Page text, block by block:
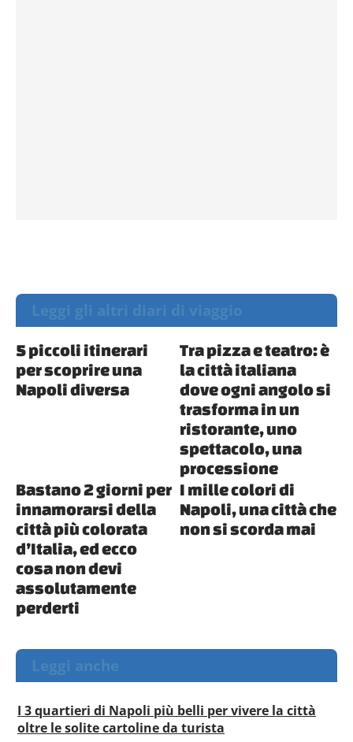
Leggi gli altri diari di viaggio
5 piccoli itinerari
per scoprire una
Napoli diversa
Tra pizza e teatro: è
la città italiana
dove ogni angolo si
trasforma in un
ristorante, uno
spettacolo, una
processione
Bastano 2 giorni per
innamorarsi della
città più colorata
d’Italia, ed ecco
cosa non devi
assolutamente
perderti
I mille colori di
Napoli, una città che
non si scorda mai
Leggi anche
I 3 quartieri di Napoli più belli per vivere la città
oltre le solite cartoline da turista